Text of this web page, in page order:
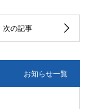
お知らせ一覧